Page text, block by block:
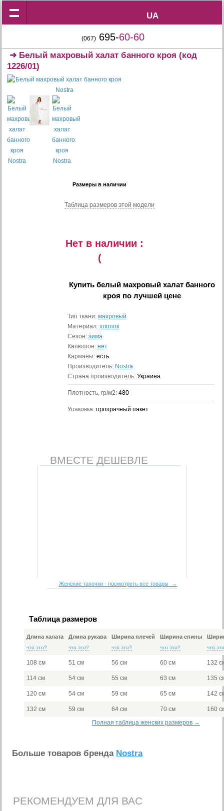
UA
UA
(067) 695-60-60
➜ Белый махровый халат банного кроя (код
1226/01)
Размеры в наличии
Таблица размеров этой модели
Нет в наличии :
(
Купить белый махровый халат банного
кроя по лучшей цене
Тип ткани: махровый
Материал: хлопок
Сезон: зима
Капюшон: нет
Карманы: есть
Производитель: Nostra
Страна производитель: Украина
Плотность, гр/м2: 480
Упаковка: прозрачный пакет
ВМЕСТЕ ДЕШЕВЛЕ
Женские тапочки - посмотреть все товары →
Таблица размеров
Длина халата
что это?
Длина рукава
что это?
Ширина плечей
что это?
Ширина спины
что это? что
108 см 51 см 56 см 60 см 132
114 см 54 см 55 см 63 см 135
120 см 54 см 59 см 65 см 142
132 см 59 см 64 см 70 см
160
Полная таблица женских размеров →
Больше товаров бренда Nostra
РЕКОМЕНДУЕМ ДЛЯ ВАС